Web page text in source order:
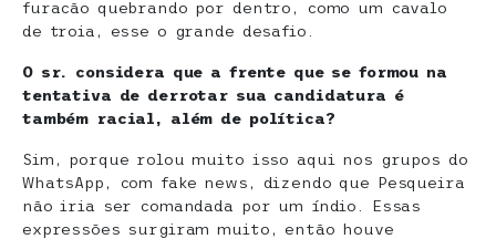
furacão quebrando por dentro, como um cavalo
de troia, esse o grande desafio.
O sr. considera que a frente que se formou na
tentativa de derrotar sua candidatura é
também racial, além de política?
Sim, porque rolou muito isso aqui nos grupos do
WhatsApp, com fake news, dizendo que Pesqueira
não iria ser comandada por um índio. Essas
expressões surgiram muito, então houve